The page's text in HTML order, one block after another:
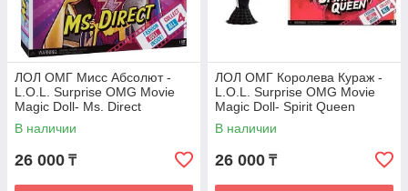
ЛОЛ ОМГ Мисс Абсолют -
L.O.L. Surprise OMG Movie
Magic Doll- Ms. Direct
В наличии
26 000 ₸
ЛОЛ ОМГ Королева Кураж -
L.O.L. Surprise OMG Movie
Magic Doll- Spirit Queen
В наличии
26 000 ₸